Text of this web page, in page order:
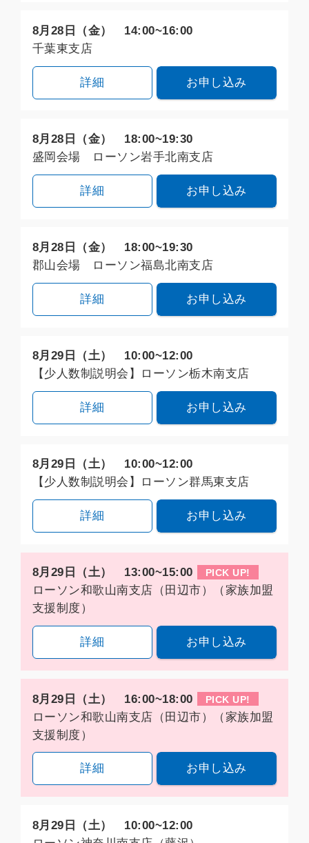
8月28日（金） 14:00~16:00
千葉東支店
詳細 お申し込み
8月28日（金） 18:00~19:30
盛岡会場 ローソン岩手北南支店
詳細 お申し込み
8月28日（金） 18:00~19:30
郡山会場 ローソン福島北南支店
詳細 お申し込み
8月29日（土） 10:00~12:00
【少人数制説明会】ローソン栃木南支店
詳細 お申し込み
8月29日（土） 10:00~12:00
【少人数制説明会】ローソン群馬東支店
詳細 お申し込み
8月29日（土） 13:00~15:00 PICK UP!
ローソン和歌山南支店（田辺市）（家族加盟
支援制度）
詳細 お申し込み
8月29日（土） 16:00~18:00 PICK UP!
ローソン和歌山南支店（田辺市）（家族加盟
支援制度）
詳細 お申し込み
8月29日（土） 10:00~12:00